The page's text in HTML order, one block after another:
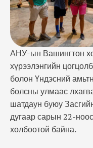
АНУ-ын Вашингтон
хүрээлэнгийн
болон Үндэсний
болсны улмаас
шатдаун буюу
дугаар сарын 22-ноос
холбоотой байна.